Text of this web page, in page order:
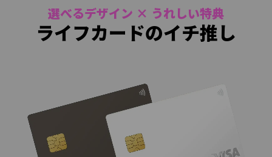
選べるデザイン × うれしい特典
ライフカードのイチ推し